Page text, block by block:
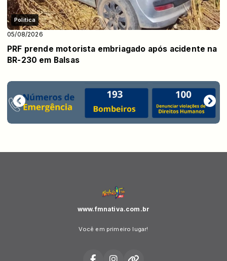
Politica
05/08/2026
PRF prende motorista embriagado após acidente na
BR-230 em Balsas
www.fmnativa.com.br
Você em primeiro lugar!